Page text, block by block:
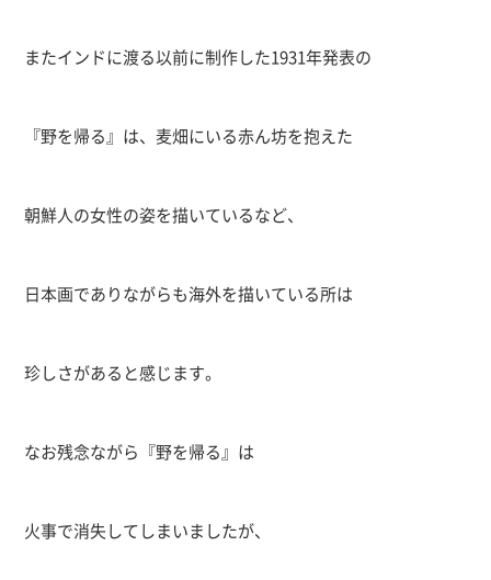
またインドに渡る以前に制作した1931年発表の
『野を帰る』は、麦畑にいる赤ん坊を抱えた
朝鮮人の女性の姿を描いているなど、
日本画でありながらも海外を描いている所は
珍しさがあると感じます。
なお残念ながら『野を帰る』は
火事で消失してしまいましたが、